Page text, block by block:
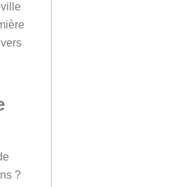
?